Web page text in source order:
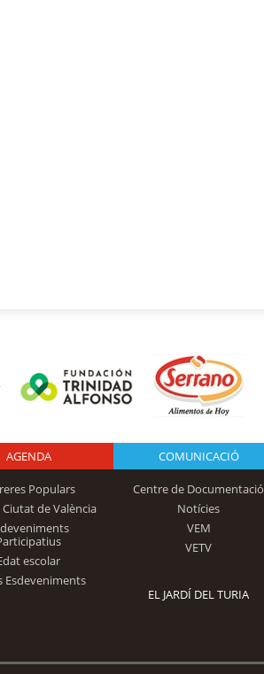
Logo Fundación
Trinidad Alfonso
AGENDA
Populars
de València
escolar
Esdeveniments
COMUNICACIÓ
Centre de Documentació
Notícies
VEM
VETV
EL JARDÍ DEL TURIA